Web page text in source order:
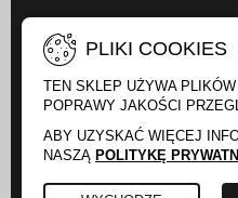
PLIKI COOKIES
TEN SKLEP UŻYWA
POPRAWY JAKOŚCI
ABY UZYSKAĆ WIĘCEJ
NASZĄ POLITYKĘ